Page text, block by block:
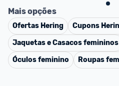
Mais opções
Ofertas Hering Cupons
Jaquetas e Casacos femininos
Óculos feminino
Roupas